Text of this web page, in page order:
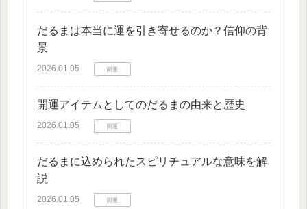
だるまは本当に運を引き寄せるのか？信仰の背
景
2026.01.05 開運
開運アイテムとしてのだるまの由来と歴史
2026.01.05 開運
だるまに込められたスピリチュアルな意味を解
説
2026.01.05 開運